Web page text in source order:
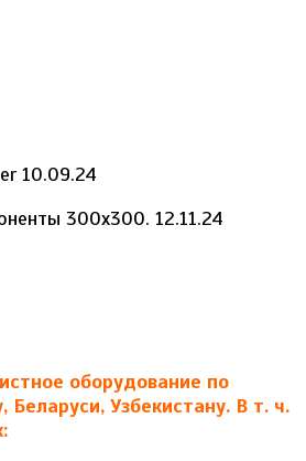
оборудование по
Беларуси, Узбекистану. В т. ч.